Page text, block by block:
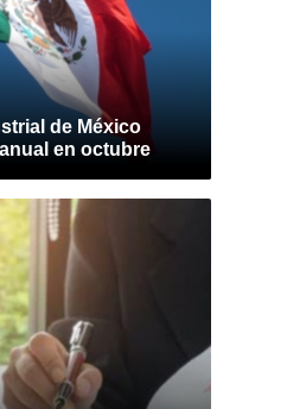
de México
en octubre